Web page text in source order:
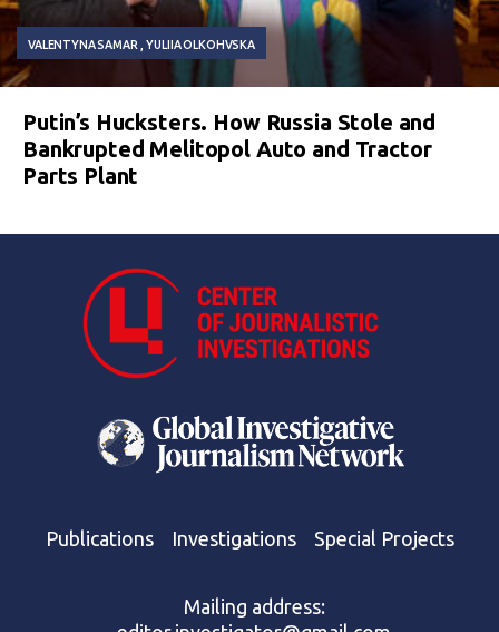
VALENTYNA SAMAR YULIIA OLKOHVSKA
Putin’s Hucksters. How Russia Stole and
Bankrupted Melitopol Auto and Tractor
Parts Plant
Publications Investigations Special Projects
Mailing address: